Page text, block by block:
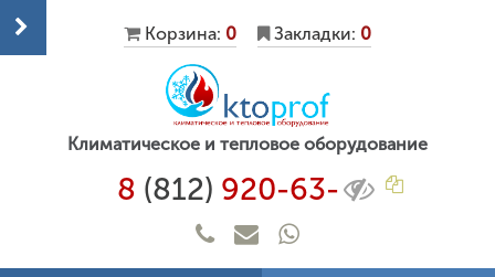
Корзина: 0 Закладки: 0
Климатическое и тепловое оборудование
8 (812) 920-63-